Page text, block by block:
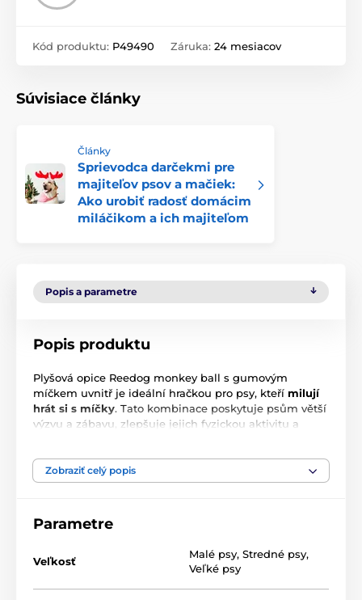
Kód produktu: P49490 Záruka: 24 mesiacov
Súvisiace články
Články
Sprievodca darčekmi pre
majiteľov psov a mačiek:
Ako urobiť radosť domácim
miláčikom a ich majiteľom
Popis a parametre
Popis produktu
Plyšová opice Reedog monkey ball s gumovým
míčkem uvnitř je ideální hračkou pro psy, kteří milují
hrát si s míčky. Tato kombinace poskytuje psům větší
výzvu a zábavu, zlepšuje jejich fyzickou aktivitu a
kamarádů. Díky měkkému plyšovému materiálu a
pískacímu míčku uvnitř poskytuje vašemu psu
Zobraziť celý popis
Parametre
Veľkosť
Malé psy, Stredné psy,
Veľké psy